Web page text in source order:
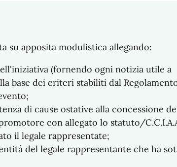
su apposita modulistica allegando:
(fornendo ogni notizia utile a
base dei criteri stabiliti dal
di cause ostative alla concessione
con allegato lo statuto/
il legale rappresentate;
del legale rappresentante che ha